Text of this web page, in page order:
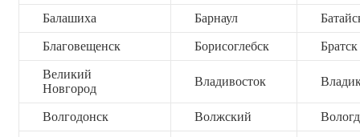
Балашиха Барнаул
Благовещенск Борисоглебск Братск
Великий
Новгород
Владивосток
Волгодонск Волжский